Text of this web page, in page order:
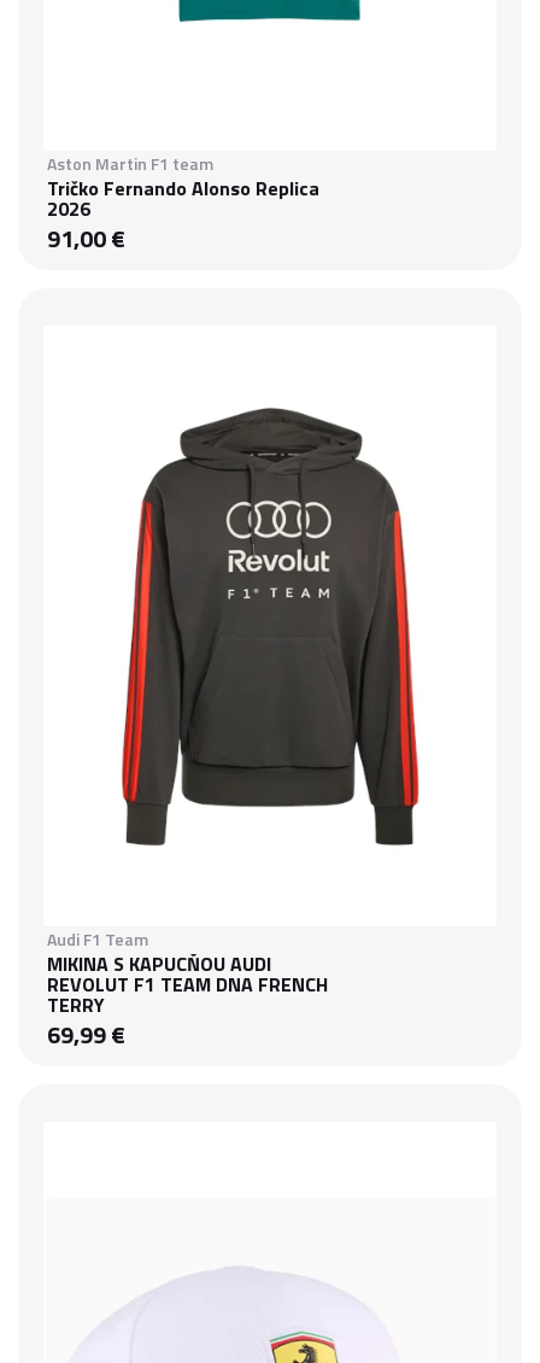
Aston Martin F1 team
Tričko Fernando Alonso Replica
2026
91,00 €
Audi F1 Team
MIKINA S KAPUCŇOU AUDI
REVOLUT F1 TEAM DNA FRENCH
TERRY
69,99 €